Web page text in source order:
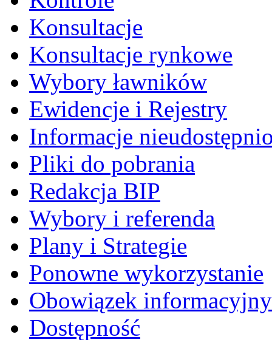
Konsultacje
Konsultacje rynkowe
Wybory ławników
Ewidencje i Rejestry
Informacje
Pliki do pobrania
Redakcja BIP
Wybory i referenda
Plany i Strategie
Ponowne wykorzystanie
Obowiązek informacyjny
Dostępność